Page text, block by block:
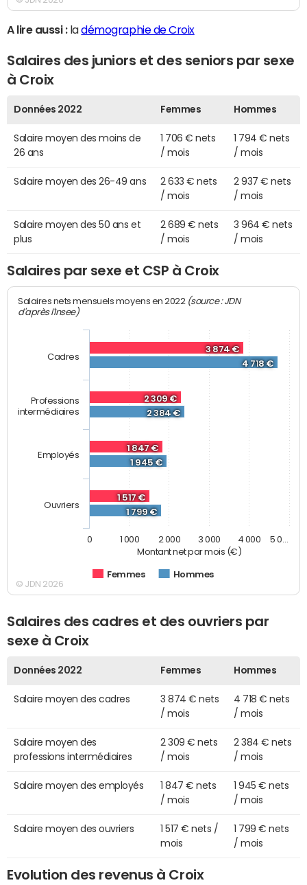
A lire aussi :ladémographie de Croix
Salaires des juniors et des seniors par sexe
à Croix
Données 2022 Femmes Hommes
Salaire moyen des moins de
26 ans
1 706 € nets
/ mois
1 794 € nets
/ mois
Salaire moyen des 26-49 ans
2 633 € nets
/ mois
2 937 € nets
/ mois
Salaire moyen des 50 ans et
plus
2 689 € nets
/ mois
3 964 € nets
/ mois
Salaires par sexe et CSP à Croix
Montant net par mois (€)
Salaires nets mensuels moyens en 2022 (source : JDN
d'après l'Insee)
3 874 €
2 309 €
1 847 €
1 517 €
4 718 €
2 384 €
1 945 €
1 799 €
Femmes Hommes
Cadres
Professions
intermédiaires
Employés
Ouvriers
0 1 000 2 000 3 000 4 000 5 0…
© JDN 2026
Salaires des cadres et des ouvriers par
sexe à Croix
Données 2022 Femmes Hommes
Salaire moyen des cadres
3 874 € nets
/ mois
4 718 € nets
/ mois
Salaire moyen des
professions intermédiaires
2 309 € nets
/ mois
2 384 € nets
/ mois
Salaire moyen des employés
1 847 € nets
/ mois
1 945 € nets
/ mois
Salaire moyen des ouvriers
1 517 € nets /
mois
1 799 € nets
/ mois
Evolution des revenus à Croix